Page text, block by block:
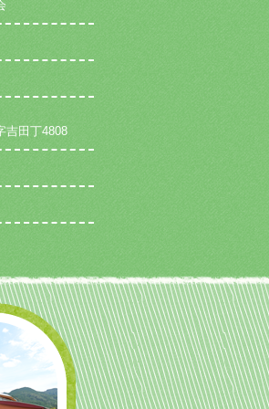
吉田丁4808